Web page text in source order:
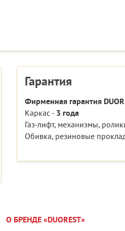
Гарантия
Фирменная гарантия
Каркас - 3 года
Газ-лифт, механизмы,
Обивка, резиновые
О БРЕНДЕ «DUOREST»